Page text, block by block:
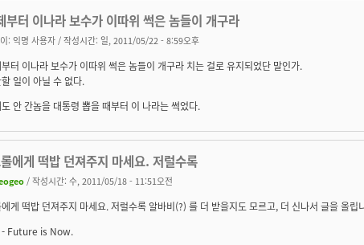
부터 이나라 보수가 이따위 썩은 놈들이 개구라
: 익명 사용자 / 작성시간: 일, 2011/05/22 - 8:59오후
터 이나라 보수가 이따위 썩은 놈들이 개구라 치는 걸로 유지되었단 말인가.
일이 아닐 수 없다.
안 간놈을 대통령 뽑을 때부터 이 나라는 썩었다.
에게 떡밥 던져주지 마세요. 저럴수록
/ 작성시간: 수, 2011/05/18 - 11:51오전
게 떡밥 던져주지 마세요. 저럴수록 알바비(?) 를 더 받을지도 모르고, 더 신나서 글을 올립
Future is Now.